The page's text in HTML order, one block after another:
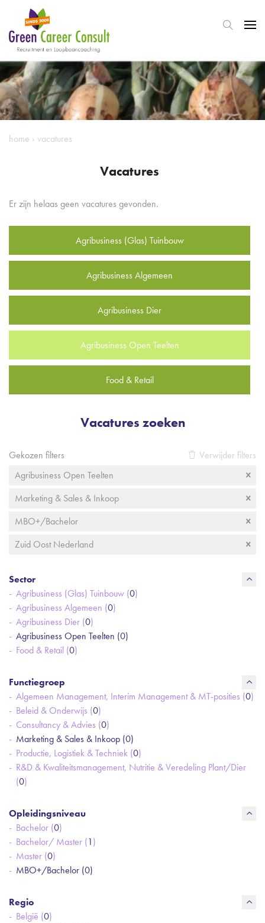
home › vacatures
Vacatures
Er zijn helaas geen vacatures gevonden.
Agribusiness (Glas) Tuinbouw
Agribusiness Algemeen
Agribusiness Dier
Agribusiness Open Teelten
Food & Retail
Vacatures zoeken
Gekozen filters
Verwijder filters
Agribusiness Open Teelten
Marketing & Sales & Inkoop
MBO+/Bachelor
Zuid Oost Nederland
Sector
Agribusiness (Glas) Tuinbouw (0)
Agribusiness Algemeen (0)
Agribusiness Dier (0)
Agribusiness Open Teelten (0)
Food & Retail (0)
Functiegroep
Algemeen Management, Interim Management & MT-posities (0)
Beleid & Onderwijs (0)
Consultancy & Advies (0)
Marketing & Sales & Inkoop (0)
Productie, Logistiek & Techniek (0)
R&D & Kwaliteitsmanagement, Nutritie & Veredeling Plant/Dier
(0)
Opleidingsniveau
Bachelor (0)
Bachelor/ Master (1)
Master (0)
MBO+/Bachelor (0)
Regio
België (0)